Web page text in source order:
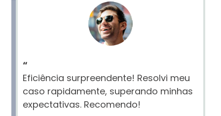
“
Eficiência surpreendente! Resolvi meu
caso rapidamente, superando minhas
expectativas. Recomendo!